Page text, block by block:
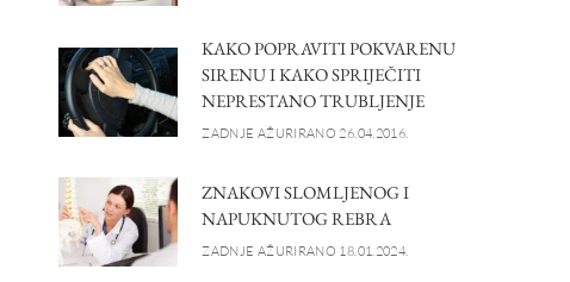
KAKO POPRAVITI POKVARENU
SIRENU I KAKO SPRIJEČITI
NEPRESTANO TRUBLJENJE
ZADNJE AŽURIRANO 26.04.2016.
ZNAKOVI SLOMLJENOG I
NAPUKNUTOG REBRA
ZADNJE AŽURIRANO 18.01.2024.